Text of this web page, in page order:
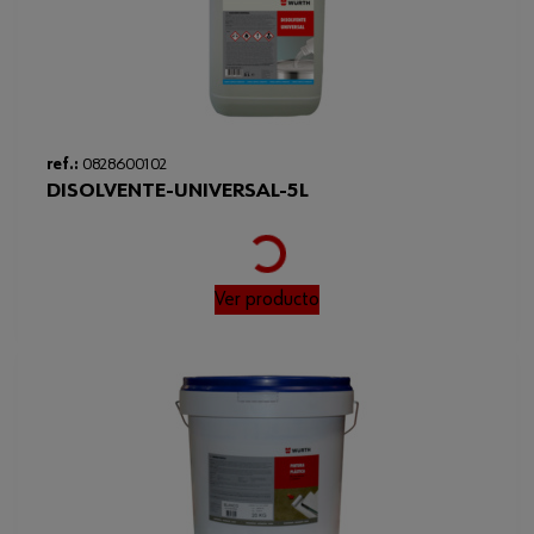
ref.: 0828600102
DISOLVENTE-UNIVERSAL-5L
Loading...
Ver producto